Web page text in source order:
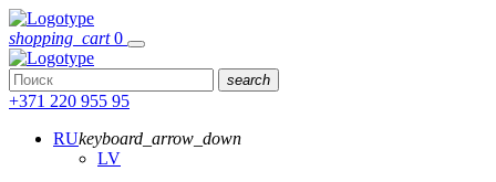
shopping_cart 0
search
+371 220 955 95
RUkeyboard_arrow_down
LV